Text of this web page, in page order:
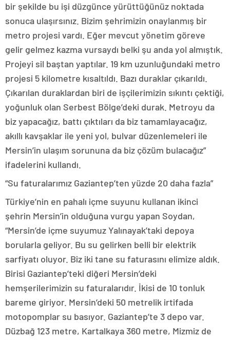
bir şekilde bu işi düzgünce yürüttüğünüz noktada
sonuca ulaşırsınız. Bizim şehrimizin onaylanmış bir
metro projesi vardı. Eğer mevcut yönetim göreve
gelir gelmez kazma vursaydı belki şu anda yol almıştık.
Projeyi sil baştan yaptılar. 19 km uzunluğundaki metro
projesi 5 kilometre kısaltıldı. Bazı duraklar çıkarıldı.
Çıkarılan duraklardan biri de işçilerimizin sıkıntı çektiği,
yoğunluk olan Serbest Bölge’deki durak. Metroyu da
biz yapacağız, battı çıktıları da biz tamamlayacağız,
akıllı kavşaklar ile yeni yol, bulvar düzenlemeleri ile
Mersin’in ulaşım sorununa da biz çözüm bulacağız”
ifadelerini kullandı.
“Su faturalarımız Gaziantep’ten yüzde 20 daha fazla”
Türkiye’nin en pahalı içme suyunu kullanan ikinci
şehrin Mersin’in olduğuna vurgu yapan Soydan,
“Mersin’de içme suyumuz Yalınayak’taki depoya
borularla geliyor. Bu su gelirken belli bir elektrik
sarfiyatı oluyor. Biz iki tane su faturasını elimize aldık.
Birisi Gaziantep’teki diğeri Mersin’deki
hemşerilerimizin su faturalarıdır. İkisi de 10 tonluk
bareme giriyor. Mersin’deki 50 metrelik irtifada
motopomplar su basıyor. Gaziantep’te 3 depo var.
Düzbağ 123 metre, Kartalkaya 360 metre, Mizmiz de